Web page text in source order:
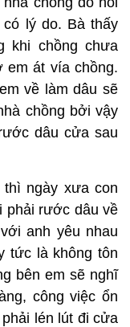
lý do. Bà thấy
khi chồng chưa
em át vía chồng.
về làm dâu sẽ
chồng bởi vậy
dâu cửa sau
ngày xưa con
phải rước dâu về
anh yêu nhau
tức là không tôn
bên em sẽ nghĩ
công việc ổn
lén lút đi cửa